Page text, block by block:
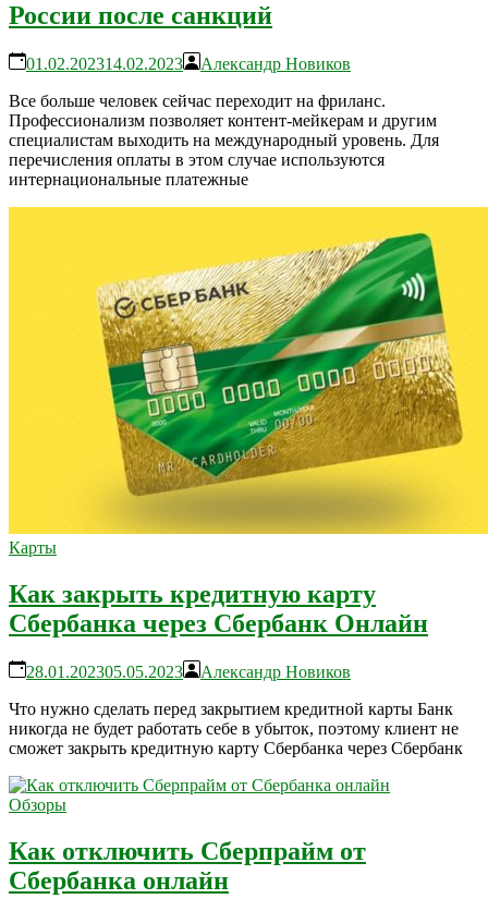
России после санкций
01.02.202314.02.2023
Александр Новиков
Все больше человек сейчас переходит на фриланс.
Профессионализм позволяет контент-мейкерам и другим
специалистам выходить на международный уровень. Для
перечисления оплаты в этом случае используются
интернациональные платежные
Карты
Как закрыть кредитную карту
Сбербанка через Сбербанк Онлайн
28.01.202305.05.2023
Александр Новиков
Что нужно сделать перед закрытием кредитной карты Банк
никогда не будет работать себе в убыток, поэтому клиент не
сможет закрыть кредитную карту Сбербанка через Сбербанк
Обзоры
Как отключить Сберпрайм от
Сбербанка онлайн